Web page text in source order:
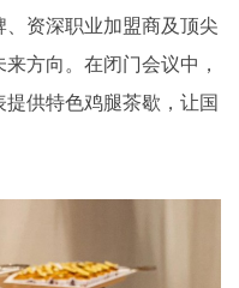
资深职业加盟商及顶尖
方向。在闭门会议中，
供特色鸡腿茶歇，让国